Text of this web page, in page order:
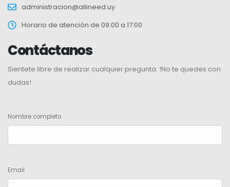
administracion@allineed.uy
Horario de atención de 09:00 a 17:00
Contáctanos
Sientete libre de realizar cualquier pregunta. !No te quedes con
dudas!
Nombre completo
Email